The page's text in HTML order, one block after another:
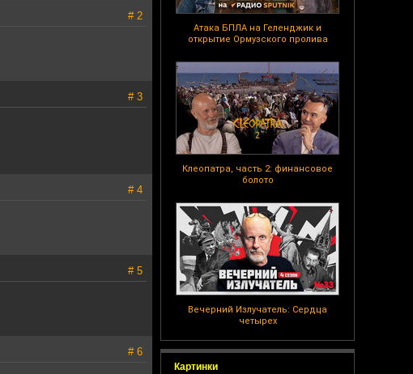
Атака БПЛА на Геленджик и
открытие Ормузского пролива
Клеопатра, часть 2: финансовое
болото
Вечерний Излучатель: Сердца
четырех
Картинки
# 2
# 3
# 4
# 5
# 6